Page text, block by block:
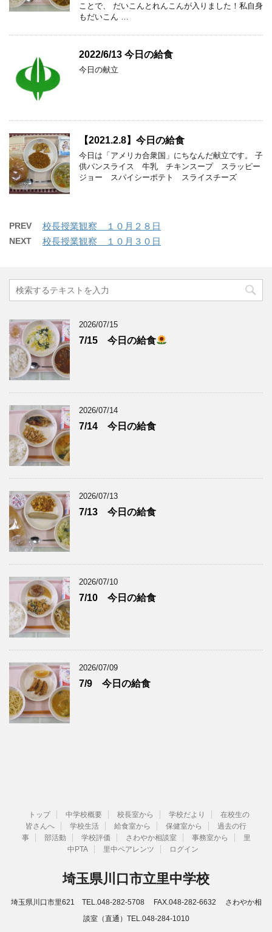
ことで、 だいこんとれんこんが入りました！私自身
もだいこん …
2022/6/13 今日の給食
今日の献立
【2021.2.8】今日の給食
今日は「アメリカ合衆国」にちなんだ献立です。 子
供パンスライス 牛乳 チキンスープ スラッピー
ジョー スパイシーポテト スライスチーズ
PREV 校長授業観察 １０月２８日
NEXT 校長授業観察 １０月３０日
2026/07/15
7/15 今日の給食
2026/07/14
7/14 今日の給食
2026/07/13
7/13 今日の給食
2026/07/10
7/10 今日の給食
2026/07/09
7/9 今日の給食
トップ 中学校概要 校長室から 学校だより
在校生の
皆さんへ
学校生活 給食室から 保健室から
過去の行
事
部活動 学校評価 さわやか相談室 事務室から
里
中PTA
里中ペアレンツ ログイン
埼玉県川口市立里中学校
埼玉県川口市里621 TEL.048-282-5708 FAX.048-282-6632 さわやか相
談室（直通）TEL.048-284-1010